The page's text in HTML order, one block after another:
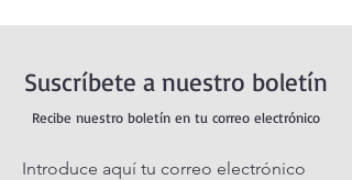
Suscríbete a nuestro boletín
Recibe nuestro boletín en tu correo electrónico
Introduce aquí tu correo electrónico